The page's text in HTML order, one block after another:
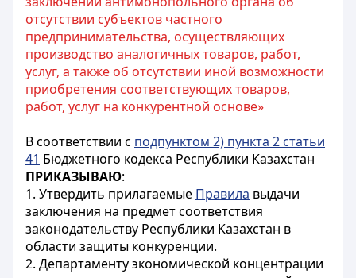
отсутствии субъектов частного
предпринимательства, осуществляющих
производство аналогичных товаров, работ,
услуг, а также об отсутствии иной возможности
приобретения соответствующих товаров,
работ, услуг на конкурентной основе»
В соответствии с подпунктом 2) пункта 2 статьи
41 Бюджетного кодекса Республики Казахстан
ПРИКАЗЫВАЮ:
1. Утвердить прилагаемые Правила выдачи
заключения на предмет соответствия
законодательству Республики Казахстан в
области защиты конкуренции.
2. Департаменту экономической концентрации